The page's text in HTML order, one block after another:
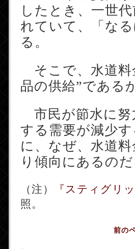
したとき、一世
れていて、「な
る。
そこで、水道料
品の供給”である
市民が節水に努
する需要が減少
に、なぜ、水道
り傾向にあるのだ
（注）
『スティグリ
照。
前の